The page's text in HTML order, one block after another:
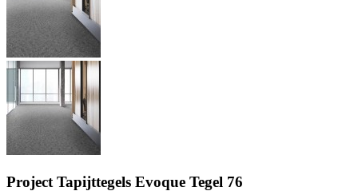
Project Tapijttegels Evoque Tegel 76